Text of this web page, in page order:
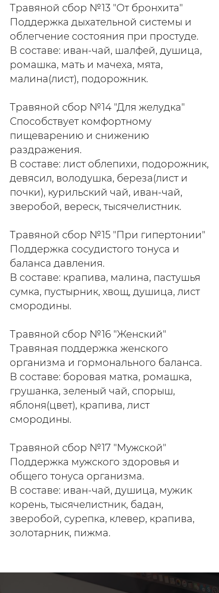
Травяной сбор №13 "От бронхита"
Поддержка дыхательной системы и
облегчение состояния при простуде.
В составе: иван-чай, шалфей, душица,
ромашка, мать и мачеха, мята,
малина(лист), подорожник.
Травяной сбор №14 "Для желудка"
Способствует комфортному
пищеварению и снижению
раздражения.
В составе: лист облепихи, подорожник,
девясил, володушка, береза(лист и
почки), курильский чай, иван-чай,
зверобой, вереск, тысячелистник.
Травяной сбор №15 "При гипертонии"
Поддержка сосудистого тонуса и
баланса давления.
В составе: крапива, малина, пастушья
сумка, пустырник, хвощ, душица, лист
смородины.
Травяной сбор №16 "Женский"
Травяная поддержка женского
организма и гормонального баланса.
В составе: боровая матка, ромашка,
грушанка, зеленый чай, спорыш,
яблоня(цвет), крапива, лист
смородины.
Травяной сбор №17 "Мужской"
Поддержка мужского здоровья и
общего тонуса организма.
В составе: иван-чай, душица, мужик
корень, тысячелистник, бадан,
зверобой, сурепка, клевер, крапива,
золотарник, пижма.